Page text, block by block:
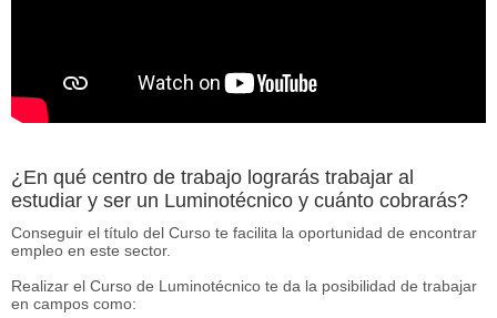
¿En qué centro de trabajo lograrás trabajar al
estudiar y ser un Luminotécnico y cuánto cobrarás?
Conseguir el título del Curso te facilita la oportunidad de encontrar
empleo en este sector.
Realizar el Curso de Luminotécnico te da la posibilidad de trabajar
en campos como: